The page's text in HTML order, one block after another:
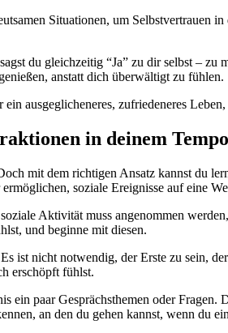
Situationen, um Selbstvertrauen
du gleichzeitig “Ja” zu dir selbst –
anstatt dich überwältigt zu fühlen.
ausgeglicheneres, zufriedeneres
in deinem
mit dem richtigen Ansatz kannst du
soziale Ereignisse auf eine
Aktivität muss angenommen
und beginne mit diesen.
ist nicht notwendig, der Erste zu sein,
erschöpft fühlst.
paar Gesprächsthemen oder
an den du gehen kannst, wenn du